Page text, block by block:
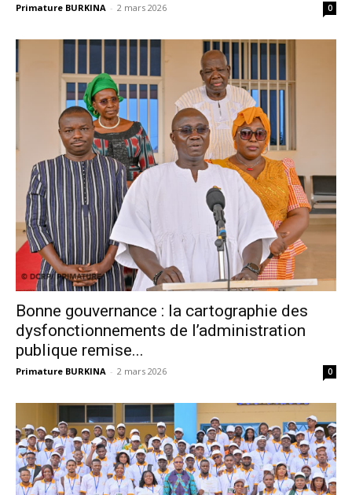
Primature BURKINA - 2 mars 2026 0
Bonne gouvernance : la cartographie des
dysfonctionnements de l’administration
publique remise...
Primature BURKINA - 2 mars 2026 0